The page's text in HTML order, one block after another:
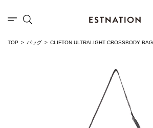
TOP バッグ CLIFTON ULTRALIGHT CROSSBODY BAG